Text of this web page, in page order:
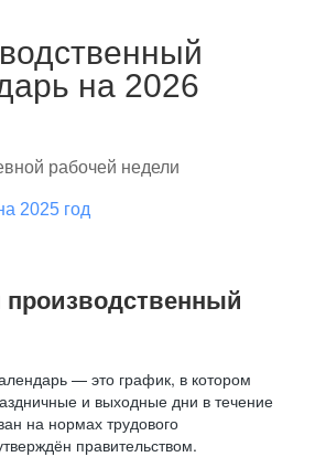
на 2026
рабочей недели
2025 год
производственный
— это график, в котором
и выходные дни в течение
на нормах трудового
правительством.